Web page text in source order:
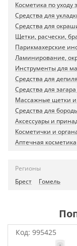
Косметика по уходу
Средства для
Средства для
Щетки, расчески,
Парикмахерские
Ламинирование,
Инструменты для
Средства для
Средства для
Массажные щетки
Средства для
Аксессуары и
Косметички и
Аптечная косметика
Регионы
Брест
Гомель
Код: 995425